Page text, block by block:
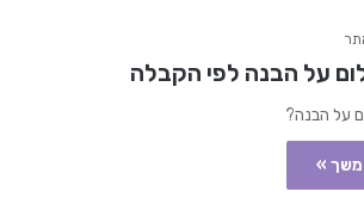
על הבנה לפי הקבלה
על הבנה?
»